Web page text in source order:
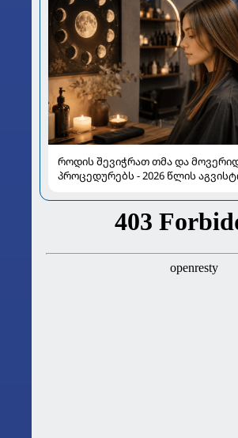
როდის შევიჭრათ თმა და
პროცედურებს - 2026 წლის